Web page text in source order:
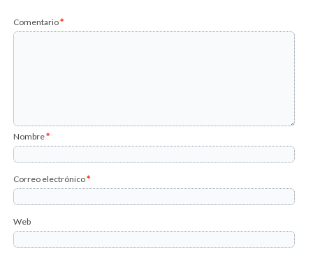
Comentario*
Nombre*
Correo electrónico*
Web